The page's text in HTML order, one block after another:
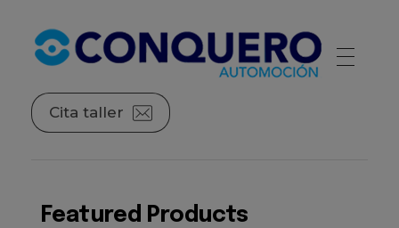
Conquero Automoción | Red de concesionarios de automóviles
Cita taller
Featured Products